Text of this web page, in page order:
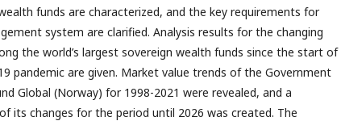
funds are characterized, and the key requirements for
system are clarified. Analysis results for the changing
the world’s largest sovereign wealth funds since the start of
pandemic are given. Market value trends of the Government
Global (Norway) for 1998-2021 were revealed, and a
its changes for the period until 2026 was created. The